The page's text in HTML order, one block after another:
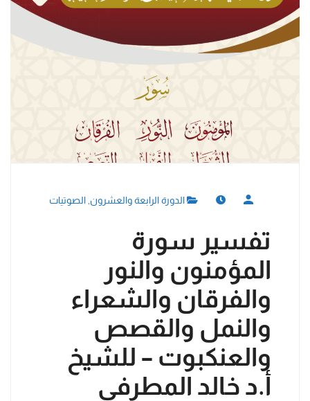
الدورة الرابعة والعشرون الصوتيات
تفسير سورة
المؤمنون والنور
والفرقان والشعراء
والنمل والقصص
والعنكبوت – للشيخ
أ.د خالد المطرفي